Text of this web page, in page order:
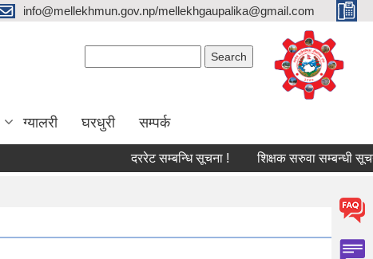
info@mellekhmun.gov.np/mellekhgaupalika@gmail.com
ग्यालरी घरधुरी सम्पर्क
दररेट सम्बन्धि सूचना ! शिक्षक सरुवा सम्बन्धी सूचना!